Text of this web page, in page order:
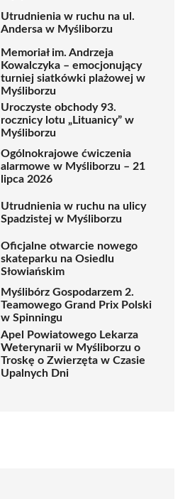
Utrudnienia w ruchu na ul.
Andersa w Myśliborzu
Memoriał im. Andrzeja
Kowalczyka – emocjonujący
turniej siatkówki plażowej w
Myśliborzu
Uroczyste obchody 93.
rocznicy lotu „Lituanicy” w
Myśliborzu
Ogólnokrajowe ćwiczenia
alarmowe w Myśliborzu – 21
lipca 2026
Utrudnienia w ruchu na ulicy
Spadzistej w Myśliborzu
Oficjalne otwarcie nowego
skateparku na Osiedlu
Słowiańskim
Myślibórz Gospodarzem 2.
Teamowego Grand Prix Polski
w Spinningu
Apel Powiatowego Lekarza
Weterynarii w Myśliborzu o
Troskę o Zwierzęta w Czasie
Upalnych Dni